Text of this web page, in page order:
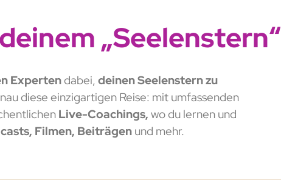
deinem „Seelenstern“
Expertendabei, deinen Seelenstern zu
diese einzigartigen Reise: mit umfassenden
Live-Coachings, wo du lernen und
Filmen, Beiträgenund mehr.